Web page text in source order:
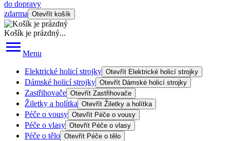
do dopravy
zdarma Otevřít košík
Košík je prázdný...
Menu
Elektrické holicí strojky Otevřít Elektrické holicí strojky
Dámské holicí strojky Otevřít Dámské holicí strojky
Zastřihovače Otevřít Zastřihovače
Žiletky a holítka Otevřít Žiletky a holítka
Péče o vousy Otevřít Péče o vousy
Péče o vlasy Otevřít Péče o vlasy
Péče o tělo Otevřít Péče o tělo